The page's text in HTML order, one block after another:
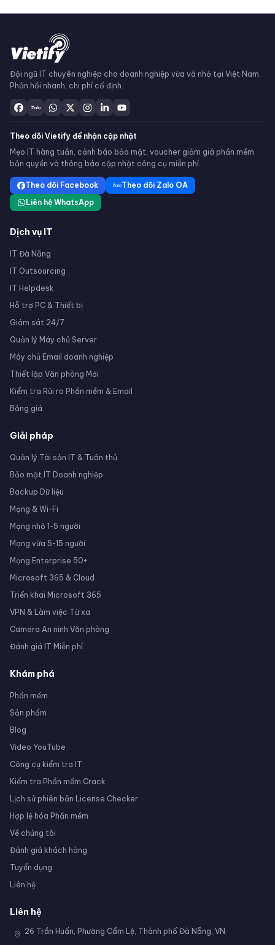
Đội ngũ IT chuyên nghiệp cho doanh nghiệp vừa và nhỏ tại Việt Nam.
Phản hồi nhanh, chi phí cố định.
Theo dõi Vietify để nhận cập nhật
Mẹo IT hàng tuần, cảnh báo bảo mật, voucher giảm giá phần mềm
bản quyền và thông báo cập nhật công cụ miễn phí.
Theo dõi Facebook
Theo dõi Zalo OA
Liên hệ WhatsApp
Dịch vụ IT
IT Đà Nẵng
IT Outsourcing
IT Helpdesk
Hỗ trợ PC & Thiết bị
Giám sát 24/7
Quản lý Máy chủ Server
Máy chủ Email doanh nghiệp
Thiết lập Văn phòng Mới
Kiểm tra Rủi ro Phần mềm & Email
Bảng giá
Giải pháp
Quản lý Tài sản IT & Tuân thủ
Bảo mật IT Doanh nghiệp
Backup Dữ liệu
Mạng & Wi-Fi
Mạng nhỏ 1-5 người
Mạng vừa 5-15 người
Mạng Enterprise 50+
Microsoft 365 & Cloud
Triển khai Microsoft 365
VPN & Làm việc Từ xa
Camera An ninh Văn phòng
Đánh giá IT Miễn phí
Khám phá
Phần mềm
Sản phẩm
Blog
Video YouTube
Công cụ kiểm tra IT
Kiểm tra Phần mềm Crack
Lịch sử phiên bản License Checker
Hợp lệ hóa Phần mềm
Về chúng tôi
Đánh giá khách hàng
Tuyển dụng
Liên hệ
Liên hệ
26 Trần Huấn, Phường Cẩm Lệ, Thành phố Đà Nẵng, VN